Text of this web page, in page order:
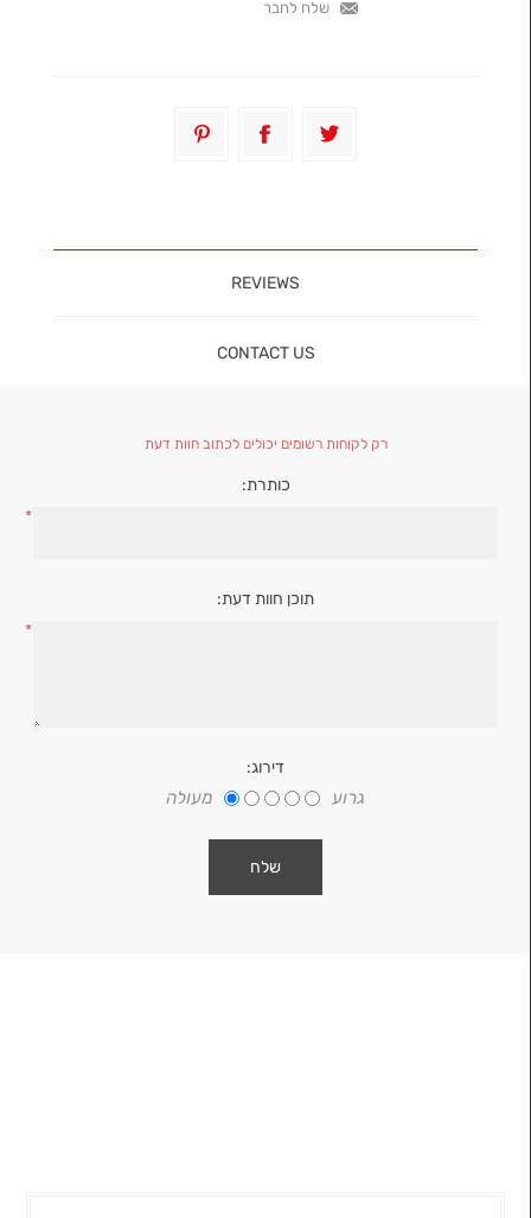
REVIEWS
CONTACT US
רק לקוחות רשומים יכולים לכתוב חוות דעת
כותרת:
*
תוכן חוות דעת:
*
דירוג:
גרוע מעולה